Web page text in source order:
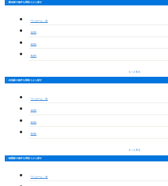
愛知郡の物件を間取りから探す
ワンルーム・1K
1LDK
2LDK
3LDK
もっと見る
赤池駅の物件を間取りから探す
ワンルーム・1K
1LDK
2LDK
3LDK
もっと見る
徳重駅の物件を間取りから探す
ワンルーム・1K